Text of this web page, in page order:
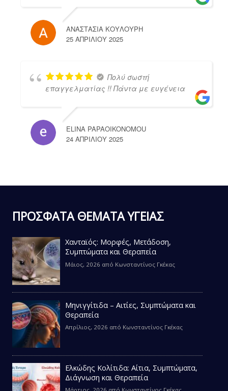
ΑΝΑΣΤΑΣΙΑ ΚΟΥΛΟΥΡΗ
25 ΑΠΡΙΛΊΟΥ 2025
Πολύ σωστή
επαγγελματίας !! Πάντα με ευγένεια
ELINA PAPAOIKONOMOU
24 ΑΠΡΙΛΊΟΥ 2025
ΠΡΟΣΦΑΤΑ ΘΕΜΑΤΑ ΥΓΕΙΑΣ
Χανταϊός: Μορφές, Μετάδοση,
Συμπτώματα και Θεραπεία
Μάιος, 2026 από Κωνσταντίνος Γκέκας
Μηνιγγίτιδα – Αιτίες, Συμπτώματα και
Θεραπεία
Απρίλιος, 2026 από Κωνσταντίνος Γκέκας
Ελκώδης Κολίτιδα: Αίτια, Συμπτώματα,
Διάγνωση και Θεραπεία